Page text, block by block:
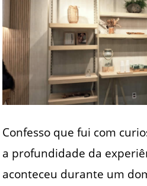
Confesso que fui com
a profundidade da
aconteceu durante um